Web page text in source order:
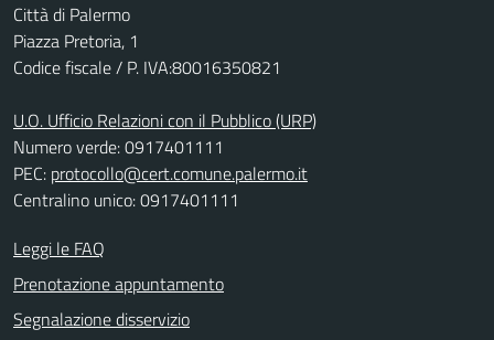
Città di Palermo
Piazza Pretoria, 1
Codice fiscale / P. IVA:80016350821
U.O. Ufficio Relazioni con il Pubblico (URP)
Numero verde: 0917401111
PEC: protocollo@cert.comune.palermo.it
Centralino unico: 0917401111
Leggi le FAQ
Prenotazione appuntamento
Segnalazione disservizio